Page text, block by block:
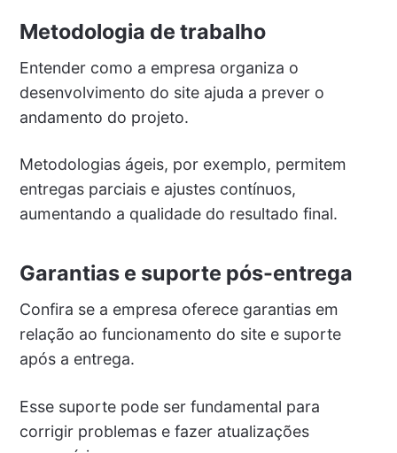
Metodologia de trabalho
Entender como a empresa organiza o
desenvolvimento do site ajuda a prever o
andamento do projeto.
Metodologias ágeis, por exemplo, permitem
entregas parciais e ajustes contínuos,
aumentando a qualidade do resultado final.
Garantias e suporte pós-entrega
Confira se a empresa oferece garantias em
relação ao funcionamento do site e suporte
após a entrega.
Esse suporte pode ser fundamental para
corrigir problemas e fazer atualizações